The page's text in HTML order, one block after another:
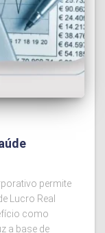
permite
Lucro Real
como
a base de